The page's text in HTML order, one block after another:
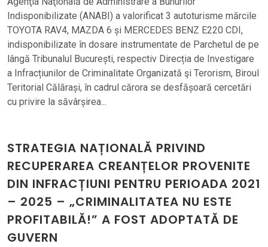
Indisponibilizate (ANABI) a valorificat 3 autoturisme mărcile
TOYOTA RAV4, MAZDA 6 și MERCEDES BENZ E220 CDI,
indisponibilizate în dosare instrumentate de Parchetul de pe
lângă Tribunalul București, respectiv Direcția de Investigare
a Infracțiunilor de Criminalitate Organizată şi Terorism, Biroul
Teritorial Călărași, în cadrul cărora se desfășoară cercetări
cu privire la săvârșirea...
STRATEGIA NAȚIONALĂ PRIVIND
RECUPERAREA CREANȚELOR PROVENITE
DIN INFRACȚIUNI PENTRU PERIOADA 2021
– 2025 – „CRIMINALITATEA NU ESTE
PROFITABILĂ!” A FOST ADOPTATĂ DE
GUVERN